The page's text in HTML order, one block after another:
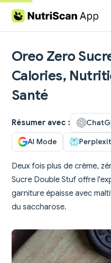
Skip to content
Oreo Zero
Calories,
Santé
Résumer avec :
AI Mode
Deux fois plus de crème,
Sucre Double Stuf offre
garniture épaisse avec
du saccharose.